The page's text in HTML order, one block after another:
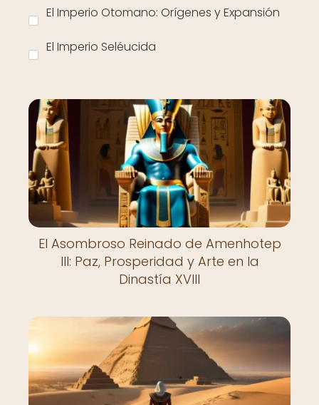
El Imperio Otomano: Orígenes y Expansión
El Imperio Seléucida
El Asombroso Reinado de Amenhotep
III: Paz, Prosperidad y Arte en la
Dinastía XVIII